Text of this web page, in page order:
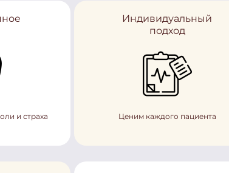
и страха
Индивидуальный
подход
Ценим каждого пациента